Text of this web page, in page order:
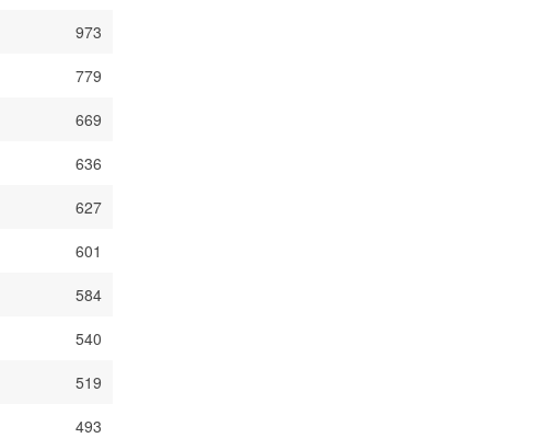
973
779
669
636
627
601
584
540
519
493